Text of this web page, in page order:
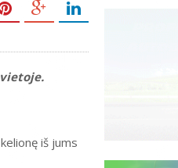
iš jums